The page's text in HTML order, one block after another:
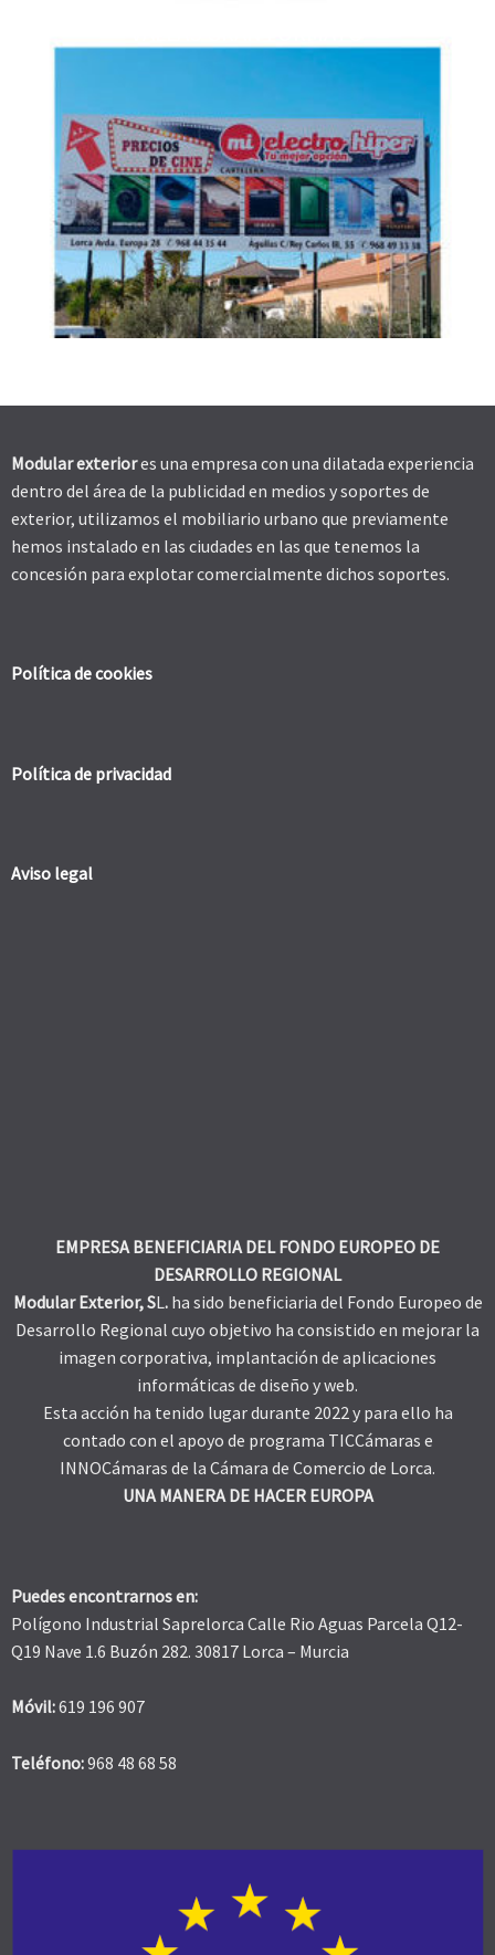
Modular exteriores una empresa con una dilatada experiencia
dentro del área de la publicidad en medios y soportes de
exterior, utilizamos el mobiliario urbano que previamente
hemos instalado en las ciudades en las que tenemos la
concesión para explotar comercialmente dichos soportes.
Política de cookies
Política de privacidad
Aviso legal
EMPRESA BENEFICIARIA DEL FONDO EUROPEO DE
DESARROLLO REGIONAL
Modular Exterior, SL.ha sido beneficiaria del Fondo Europeo de
Desarrollo Regional cuyo objetivo ha consistido en mejorar la
imagen corporativa, implantación de aplicaciones
informáticas de diseño y web.
Esta acción ha tenido lugar durante 2022 y para ello ha
contado con el apoyo de programa TICCámaras e
INNOCámaras de la Cámara de Comercio de Lorca.
UNA MANERA DE HACER EUROPA
Puedes encontrarnos en:
Polígono Industrial Saprelorca Calle Rio Aguas Parcela Q12-
Q19 Nave 1.6 Buzón 282. 30817 Lorca – Murcia
Móvil:619 196 907
Teléfono:968 48 68 58